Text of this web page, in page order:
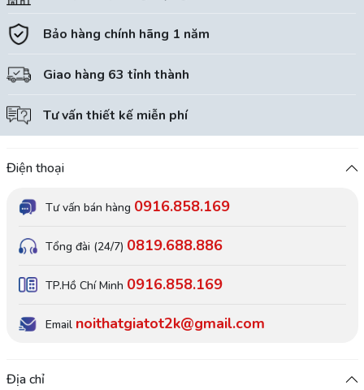
Bảo hàng chính hãng 1 năm
Giao hàng 63 tỉnh thành
Tư vấn thiết kế miễn phí
Điện thoại
Tư vấn bán hàng 0916.858.169
Tổng đài (24/7) 0819.688.886
TP.Hồ Chí Minh 0916.858.169
Email noithatgiatot2k@gmail.com
Địa chỉ